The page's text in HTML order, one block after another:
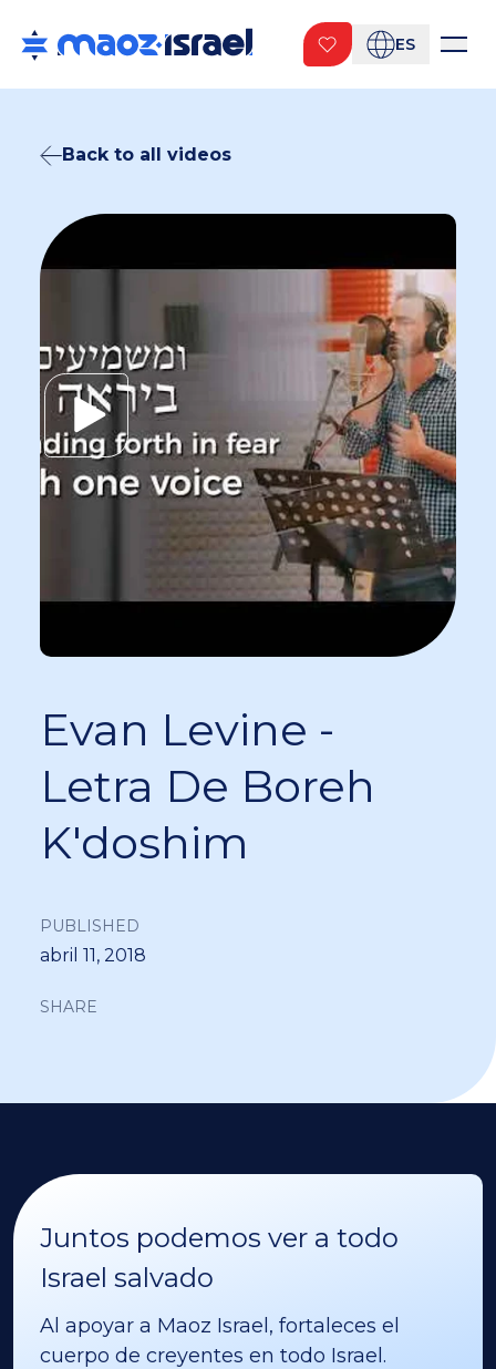
ES
Back to all videos
Evan Levine -
Letra De Boreh
K'doshim
PUBLISHED
abril 11, 2018
SHARE
Juntos podemos ver a todo
Israel salvado
Al apoyar a Maoz Israel, fortaleces el
cuerpo de creyentes en todo Israel.